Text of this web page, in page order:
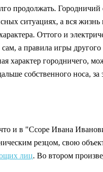
продолжать.
ситуациях, а вся
Оттого и
а правила игры
характер городничего,
собственного носа,
и в "Ссоре Ивана
резцом, свою
лиц. Во втором